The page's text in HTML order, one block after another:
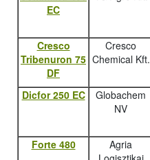
EC
Cresco
Tribenuron 75
DF
Cresco
Chemical Kft.
Dicfor 250 EC
Globachem
NV
Forte 480
Agria